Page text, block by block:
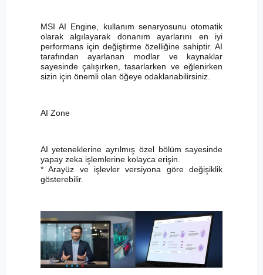
MSI AI Engine, kullanım senaryosunu otomatik
olarak algılayarak donanım ayarlarını en iyi
performans için değiştirme özelliğine sahiptir. AI
tarafından ayarlanan modlar ve kaynaklar
sayesinde çalışırken, tasarlarken ve eğlenirken
sizin için önemli olan öğeye odaklanabilirsiniz.
AI Zone
AI yeteneklerine ayrılmış özel bölüm sayesinde
yapay zeka işlemlerine kolayca erişin.
* Arayüz ve işlevler versiyona göre değişiklik
gösterebilir.